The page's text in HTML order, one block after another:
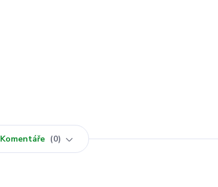
Komentáře 0